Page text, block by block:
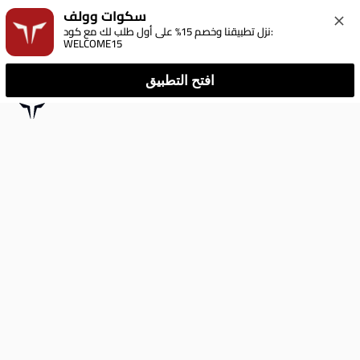
سكوات وولف
نزل تطبيقنا وخصم 15% على أول طلب لك مع كود:
WELCOME15
افتح التطبيق